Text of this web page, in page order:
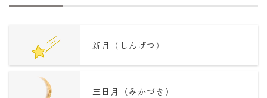
新月（しんげつ）
三日月（みかづき）